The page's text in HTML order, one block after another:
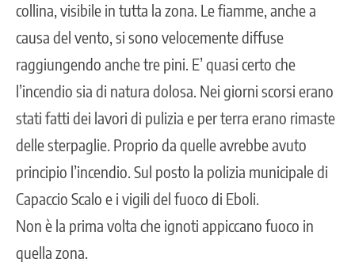
collina, visibile in tutta la zona. Le fiamme, anche a
causa del vento, si sono velocemente diffuse
raggiungendo anche tre pini. E’ quasi certo che
l’incendio sia di natura dolosa. Nei giorni scorsi erano
stati fatti dei lavori di pulizia e per terra erano rimaste
delle sterpaglie. Proprio da quelle avrebbe avuto
principio l’incendio. Sul posto la polizia municipale di
Capaccio Scalo e i vigili del fuoco di Eboli.
Non è la prima volta che ignoti appiccano fuoco in
quella zona.